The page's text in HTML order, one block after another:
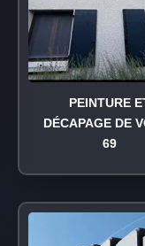
PEINTURE
DÉCAPAGE DE
69